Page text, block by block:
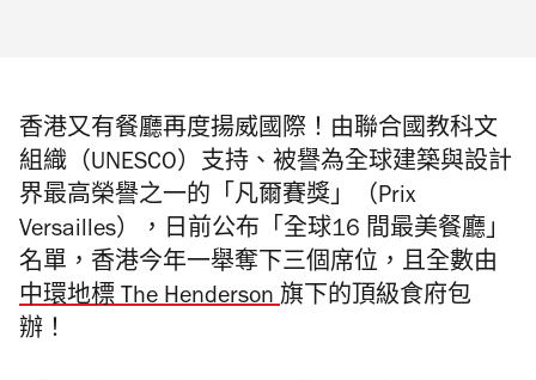
香港又有餐廳再度揚威國際！由聯合國教科文
組織（UNESCO）支持、被譽為全球建築與設計
界最高榮譽之一的「凡爾賽獎」（Prix
Versailles），日前公布「全球16 間最美餐廳」
名單，香港今年一舉奪下三個席位，且全數由
中環地標 The Henderson旗下的頂級食府包
辦！